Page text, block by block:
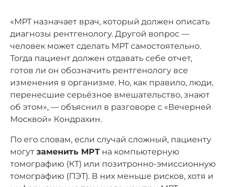
«МРТ назначает врач, который должен описать
диагнозы рентгенологу. Другой вопрос —
человек может сделать МРТ самостоятельно.
Тогда пациент должен отдавать себе отчет,
готов ли он обозначить рентгенологу все
изменения в организме. Но, как правило, люди,
перенесшие серьёзное вмешательство, знают
об этом», — объяснил в разговоре с «Вечерней
Москвой» Кондрахин.
По его словам, если случай сложный, пациенту
могут заменить МРТ на компьютерную
томографию (КТ) или позитронно-эмиссионную
томографию (ПЭТ). В них меньше рисков, хотя и